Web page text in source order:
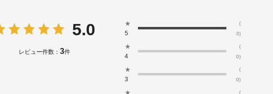
5.0
レビュー件数： 3件
★
5
(
3)
★
4
(
0)
★
3
(
0)
★
(